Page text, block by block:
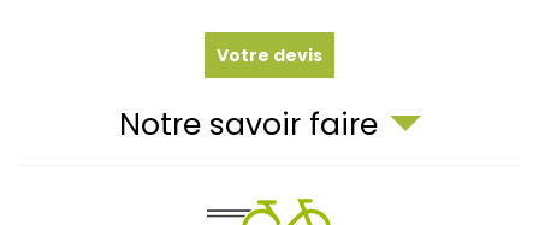
Votre devis
Notre savoir faire